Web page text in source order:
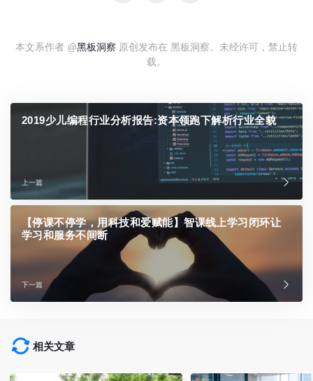
本文系作者 @黑板洞察 原创发布在 黑板洞察。未经许可，禁止转
载。
2019少儿编程行业分析报告:资本领跑下解析行业全貌
上一篇
【停课不停学，用科技和爱赋能】智课线上学习闭环让
学习和服务不间断
下一篇
相关文章